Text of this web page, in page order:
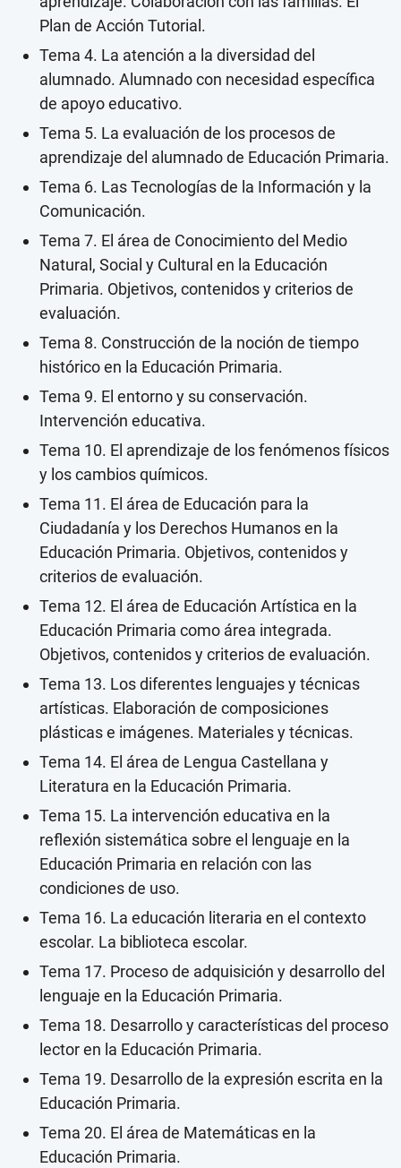
Plan de Acción Tutorial.
Tema 4. La atención a la diversidad del
alumnado. Alumnado con necesidad específica
de apoyo educativo.
Tema 5. La evaluación de los procesos de
aprendizaje del alumnado de Educación Primaria.
Tema 6. Las Tecnologías de la Información y la
Comunicación.
Tema 7. El área de Conocimiento del Medio
Natural, Social y Cultural en la Educación
Primaria. Objetivos, contenidos y criterios de
evaluación.
Tema 8. Construcción de la noción de tiempo
histórico en la Educación Primaria.
Tema 9. El entorno y su conservación.
Intervención educativa.
Tema 10. El aprendizaje de los fenómenos físicos
y los cambios químicos.
Tema 11. El área de Educación para la
Ciudadanía y los Derechos Humanos en la
Educación Primaria. Objetivos, contenidos y
criterios de evaluación.
Tema 12. El área de Educación Artística en la
Educación Primaria como área integrada.
Objetivos, contenidos y criterios de evaluación.
Tema 13. Los diferentes lenguajes y técnicas
artísticas. Elaboración de composiciones
plásticas e imágenes. Materiales y técnicas.
Tema 14. El área de Lengua Castellana y
Literatura en la Educación Primaria.
Tema 15. La intervención educativa en la
reflexión sistemática sobre el lenguaje en la
Educación Primaria en relación con las
condiciones de uso.
Tema 16. La educación literaria en el contexto
escolar. La biblioteca escolar.
Tema 17. Proceso de adquisición y desarrollo del
lenguaje en la Educación Primaria.
Tema 18. Desarrollo y características del proceso
lector en la Educación Primaria.
Tema 19. Desarrollo de la expresión escrita en la
Educación Primaria.
Tema 20. El área de Matemáticas en la
Educación Primaria.